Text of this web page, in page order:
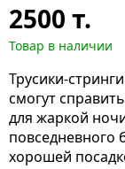
2500 т.
Товар в наличии
Трусики-
смогут
для жаркой
повседневного
хорошей